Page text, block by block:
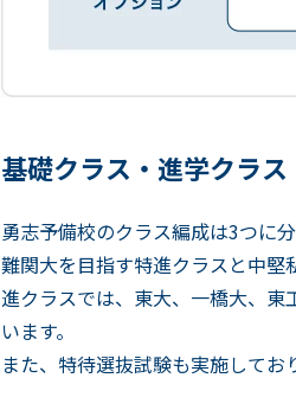
基礎クラス・進学クラ
勇志予備校のクラス編成は3つに分
難関大を目指す特進クラスと中堅
進クラスでは、東大、一橋大、東
います。
また、特待選抜試験も実施してお